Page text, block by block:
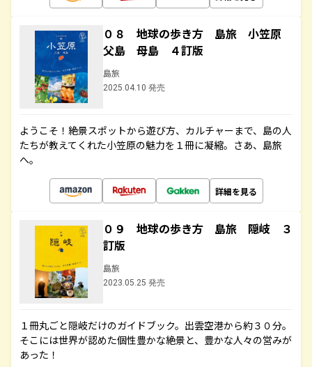
０８ 地球の歩き方 島旅 小笠原
父島 母島 ４訂版
島旅
2025.04.10 発売
ようこそ！絶景スポットから遊び方、カルチャーまで、島の人
たちが教えてくれた小笠原の魅力を１冊に凝縮。さあ、島旅
へ。
詳細を見る
０９ 地球の歩き方 島旅 隠岐 ３
訂版
島旅
2023.05.25 発売
１冊丸ごと隠岐だけのガイドブック。出雲空港から約３０分。
そこには世界が認めた個性豊かな絶景と、豊かな人々の営みが
あった！